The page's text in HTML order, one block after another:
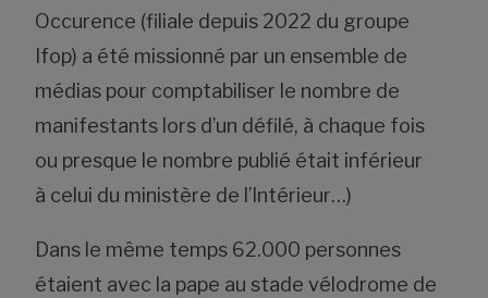
Occurence (filiale depuis 2022 du groupe
Ifop) a été missionné par un ensemble de
médias pour comptabiliser le nombre de
manifestants lors d’un défilé, à chaque fois
ou presque le nombre publié était inférieur
à celui du ministère de l’Intérieur…)
Dans le même temps 62.000 personnes
étaient avec la pape au stade vélodrome de